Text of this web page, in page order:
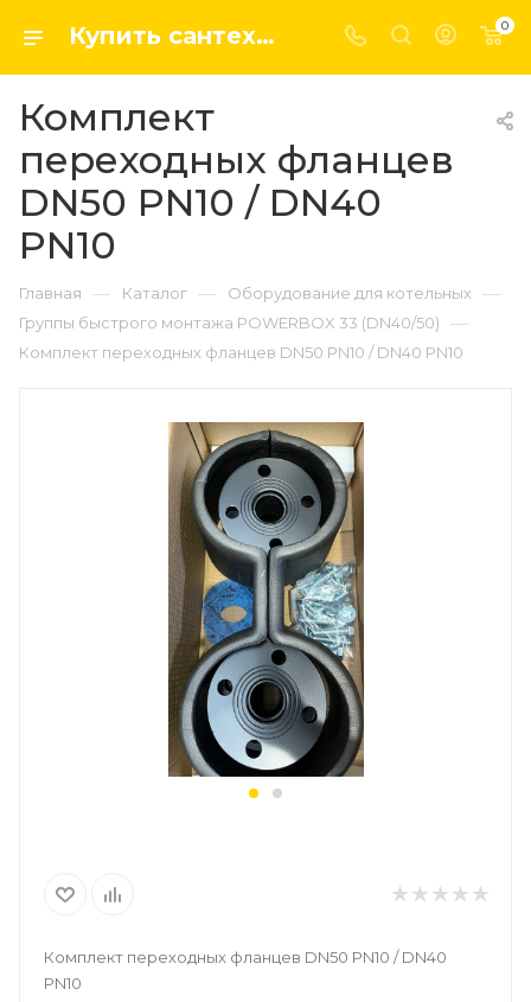
Купить сантехнику, системы отопление и водоснабжения оптом и в розницу в интернет-магазине elsen-opt.ru 0
Комплект
переходных фланцев
DN50 PN10 / DN40
PN10
Главная — Каталог — Оборудование для котельных —
Группы быстрого монтажа POWERBOX 33 (DN40/50) —
Комплект переходных фланцев DN50 PN10 / DN40 PN10
Комплект переходных фланцев DN50 PN10 / DN40
PN10